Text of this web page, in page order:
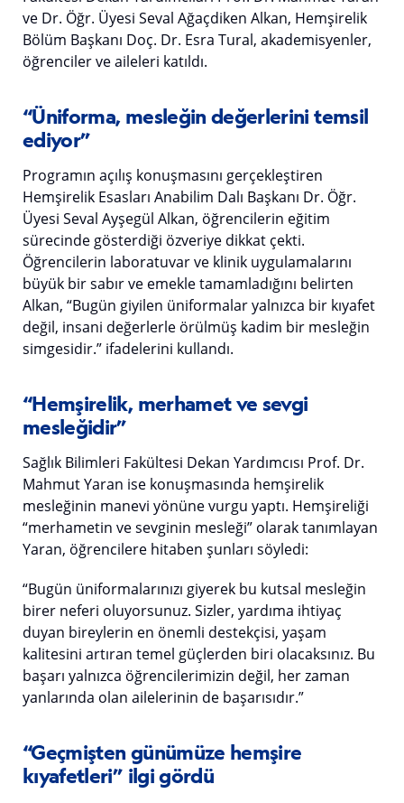
ve Dr. Öğr. Üyesi Seval Ağaçdiken Alkan, Hemşirelik
Bölüm Başkanı Doç. Dr. Esra Tural, akademisyenler,
öğrenciler ve aileleri katıldı.
“Üniforma, mesleğin değerlerini temsil
ediyor”
Programın açılış konuşmasını gerçekleştiren
Hemşirelik Esasları Anabilim Dalı Başkanı Dr. Öğr.
Üyesi Seval Ayşegül Alkan, öğrencilerin eğitim
sürecinde gösterdiği özveriye dikkat çekti.
Öğrencilerin laboratuvar ve klinik uygulamalarını
büyük bir sabır ve emekle tamamladığını belirten
Alkan, “Bugün giyilen üniformalar yalnızca bir kıyafet
değil, insani değerlerle örülmüş kadim bir mesleğin
simgesidir.” ifadelerini kullandı.
“Hemşirelik, merhamet ve sevgi
mesleğidir”
Sağlık Bilimleri Fakültesi Dekan Yardımcısı Prof. Dr.
Mahmut Yaran ise konuşmasında hemşirelik
mesleğinin manevi yönüne vurgu yaptı. Hemşireliği
“merhametin ve sevginin mesleği” olarak tanımlayan
Yaran, öğrencilere hitaben şunları söyledi:
“Bugün üniformalarınızı giyerek bu kutsal mesleğin
birer neferi oluyorsunuz. Sizler, yardıma ihtiyaç
duyan bireylerin en önemli destekçisi, yaşam
kalitesini artıran temel güçlerden biri olacaksınız. Bu
başarı yalnızca öğrencilerimizin değil, her zaman
yanlarında olan ailelerinin de başarısıdır.”
“Geçmişten günümüze hemşire
kıyafetleri” ilgi gördü